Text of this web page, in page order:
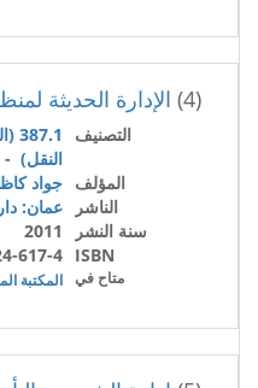
(4) الإدارة الحديثة
التصنيف
النقل)
المؤلف جواد
الناشر
عمان:
سنة النشر
2011
ISBN
617-4
متاح في المكتبة